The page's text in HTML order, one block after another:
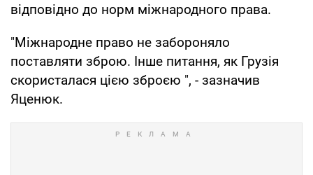
відповідно до норм міжнародного права.
"Міжнародне право не забороняло
поставляти зброю. Інше питання, як Грузія
скористалася цією зброєю ", - зазначив
Яценюк.